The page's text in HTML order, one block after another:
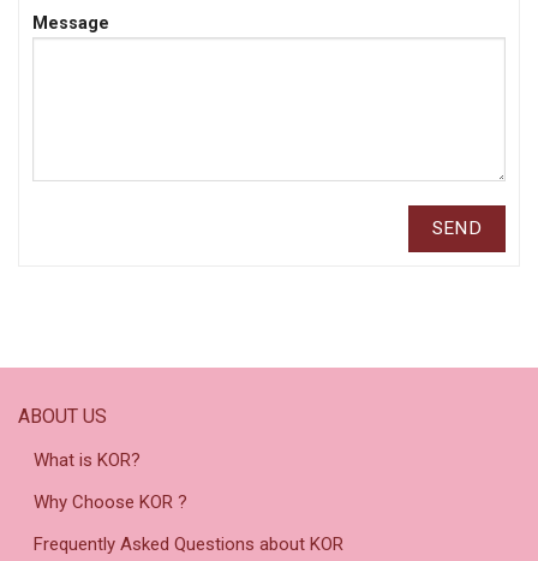
Message
ABOUT US
What is KOR?
Why Choose KOR ?
Frequently Asked Questions about KOR